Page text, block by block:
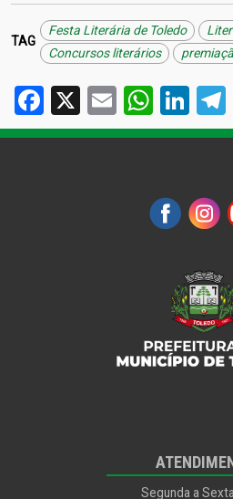
TAG
Festa Literária de Toledo
Concursos literários
Facebook
X Email
Segunda a